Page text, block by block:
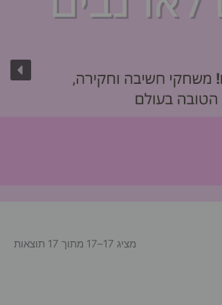
מציג 17–17 מתוך 17 תוצאות